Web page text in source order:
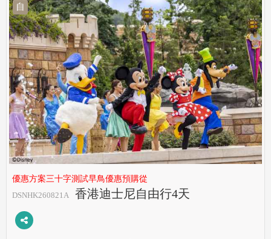
自
優惠方案三十字測試早鳥優惠預購從
DSNHK260821A
香港迪士尼自由行4天